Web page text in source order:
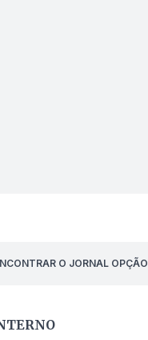
O JORNAL OPÇÃO